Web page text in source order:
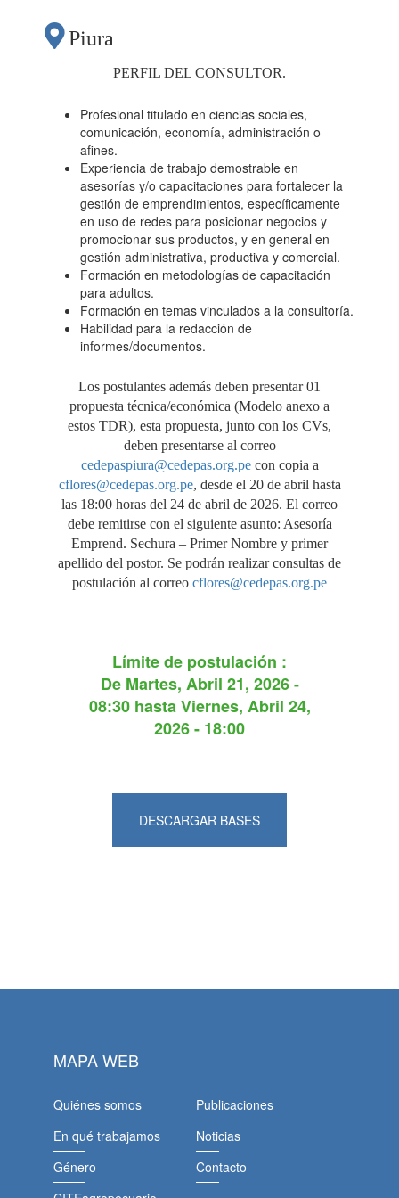
Piura
PERFIL DEL CONSULTOR.
Profesional titulado en ciencias sociales,
comunicación, economía, administración o
afines.
Experiencia de trabajo demostrable en
asesorías y/o capacitaciones para fortalecer la
gestión de emprendimientos, específicamente
en uso de redes para posicionar negocios y
promocionar sus productos, y en general en
gestión administrativa, productiva y comercial.
Formación en metodologías de capacitación
para adultos.
Formación en temas vinculados a la consultoría.
Habilidad para la redacción de
informes/documentos.
Los postulantes además deben presentar 01
propuesta técnica/económica (Modelo anexo a
estos TDR), esta propuesta, junto con los CVs,
deben presentarse al correo
cedepaspiura@cedepas.org.pecon copia a
cflores@cedepas.org.pe, desde el 20 de abril hasta
las 18:00 horas del 24 de abril de 2026. El correo
debe remitirse con el siguiente asunto: Asesoría
Emprend. Sechura – Primer Nombre y primer
apellido del postor. Se podrán realizar consultas de
postulación al correo cflores@cedepas.org.pe
Límite de postulación :
De Martes, Abril 21, 2026 -
08:30hastaViernes, Abril 24,
2026 - 18:00
DESCARGAR BASES
MAPA WEB
Quiénes somos
En qué trabajamos
Género
Publicaciones
Noticias
Contacto